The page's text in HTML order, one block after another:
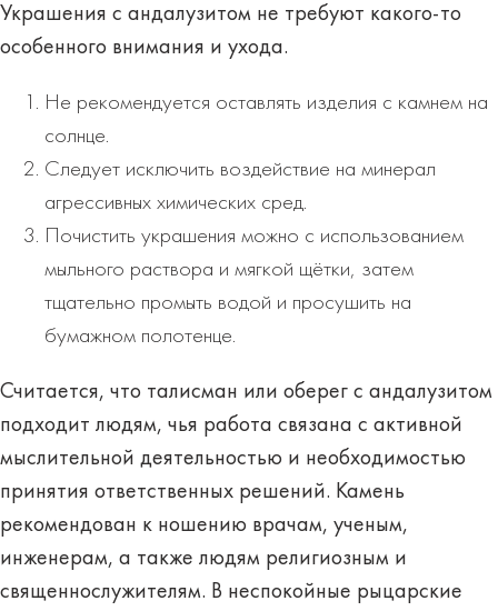
Украшения с андалузитом не требуют какого-то
особенного внимания и ухода.
Не рекомендуется оставлять изделия с камнем на
солнце.
Следует исключить воздействие на минерал
агрессивных химических сред.
Почистить украшения можно с использованием
мыльного раствора и мягкой щётки, затем
тщательно промыть водой и просушить на
бумажном полотенце.
Считается, что талисман или оберег с андалузитом
подходит людям, чья работа связана с активной
мыслительной деятельностью и необходимостью
принятия ответственных решений. Камень
рекомендован к ношению врачам, ученым,
инженерам, а также людям религиозным и
священнослужителям. В неспокойные рыцарские